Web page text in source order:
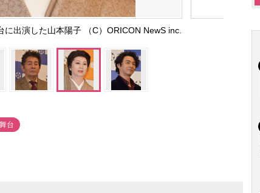
出演した山本陽子 （C）ORICON NewS inc.
台